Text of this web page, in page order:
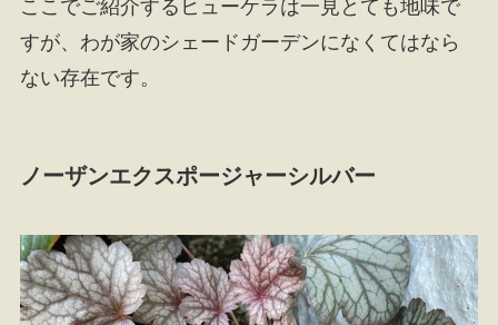
ここでご紹介するヒューケラは一見とても地味で
すが、わが家のシェードガーデンになくてはなら
ない存在です。
ノーザンエクスポージャーシルバー